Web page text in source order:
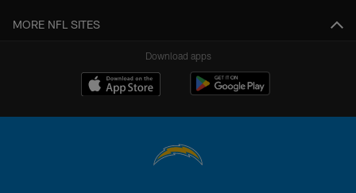
MORE NFL SITES
Download apps